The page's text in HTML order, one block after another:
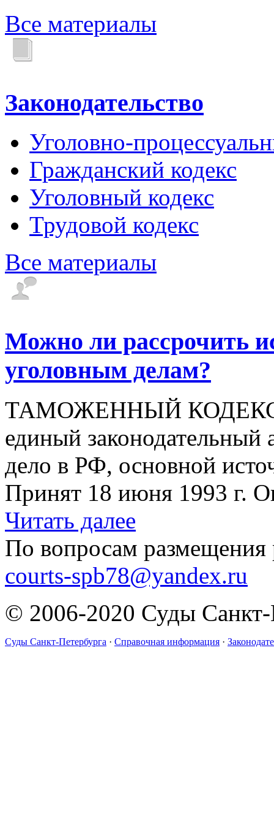
Все материалы
Законодательство
Уголовно-
Гражданский кодекс
Уголовный кодекс
Трудовой кодекс
Все материалы
Можно ли рассрочить
уголовным делам?
ТАМОЖЕННЫЙ КОДЕКС
единый
дело в РФ, основной
Принят 18 июня 1993 г.
Читать далее
По вопросам размещения
courts-spb78@yandex.ru
© 2006-2020 Суды Санкт-
Суды Санкт-Петербурга · Справочная информация ·